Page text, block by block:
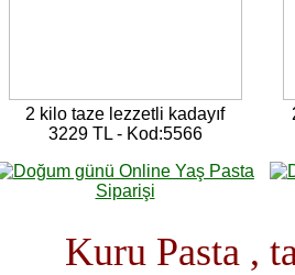
2 kilo taze lezzetli kadayıf
3229 TL - Kod:5566
Kuru Pasta ,